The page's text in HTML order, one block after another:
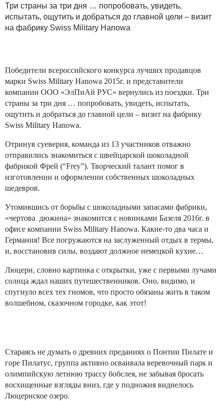
Три страны за три дня … попробовать, увидеть,
испытать, ощутить и добраться до главной цели – визит
на фабрику Swiss Military Hanowa
Победители всероссийского конкурса лучших продавцов
марки Swiss Military Hanowa 2015г. и представители
компании ООО «ЭлПиАй РУС» вернулись из поездки. Три
страны за три дня … попробовать, увидеть, испытать,
ощутить и добраться до главной цели – визит на фабрику
Swiss Military Hanowa.
Отринув суеверия, команда из 13 участников отважно
отправились знакомиться с швейцарской шоколадной
фабрикой Фрей (“Frey”). Творческий талант помог в
изготовлении и оформлении собственных шоколадных
шедевров.
Утомившись от борьбы с шоколадными запасами фабрики,
«чертова дюжина» знакомится с новинками Базеля 2016г. в
офисе компании Swiss Military Hanowa. Какие-то два часа и
Германия! Все погружаются на заслуженный отдых в термы,
и, восстановив силы, воздают должное немецкой кухне…
Люцерн, словно картинка с открытки, уже с первыми лучами
солнца ждал наших путешественников. Оно, видимо, и
спугнуло всех тех гномов, что просто обязаны жить в таком
волшебном, сказочном городке, как этот!
Стараясь не думать о древних преданиях о Понтии Пилате и
горе Пилатус, группа активно осваивала веревочный парк и
олимпийскую летнюю трассу бобслея, не забывая бросать
восхищенные взгляды вниз, где у подножия виднелось
Люцернское озеро.